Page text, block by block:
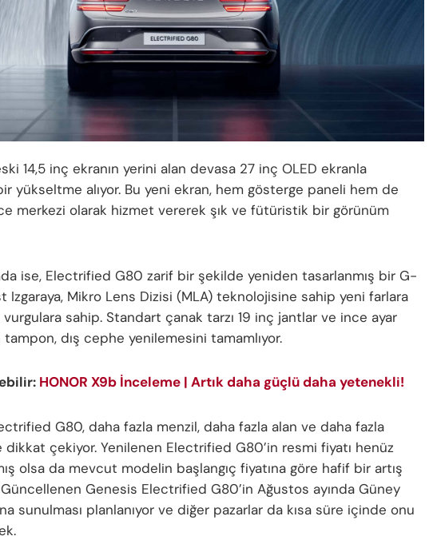
14,5 inç ekranın yerini alan devasa 27 inç OLED ekranla
yükseltme alıyor. Bu yeni ekran, hem gösterge paneli hem de
merkezi olarak hizmet vererek şık ve fütüristik bir görünüm
ise, Electrified G80 zarif bir şekilde yeniden tasarlanmış bir G-
Izgaraya, Mikro Lens Dizisi (MLA) teknolojisine sahip yeni farlara
sahip. Standart çanak tarzı 19 inç jantlar ve ince ayar
tampon, dış cephe yenilemesini tamamlıyor.
HONOR X9b İnceleme | Artık daha güçlü daha yetenekli!
G80, daha fazla menzil, daha fazla alan ve daha fazla
çekiyor. Yenilenen Electrified G80’in resmi fiyatı henüz
olsa da mevcut modelin başlangıç fiyatına göre hafif bir artış
Genesis Electrified G80’in Ağustos ayında Güney
sunulması planlanıyor ve diğer pazarlar da kısa süre içinde onu